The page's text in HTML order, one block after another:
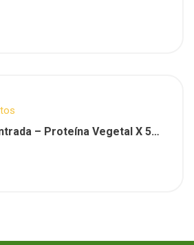
– Proteína Vegetal X 50